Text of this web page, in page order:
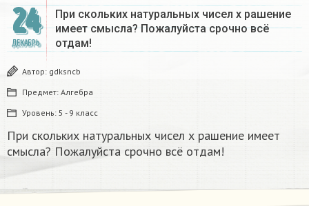
24
ДЕКАБРЬ
При скольких натуральных чисел х рашение
имеет смысла? Пожалуйста срочно всё
отдам!
Автор: gdksncb
Предмет: Алгебра
Уровень: 5 - 9 класс
При скольких натуральных чисел х рашение имеет
смысла? Пожалуйста срочно всё отдам!